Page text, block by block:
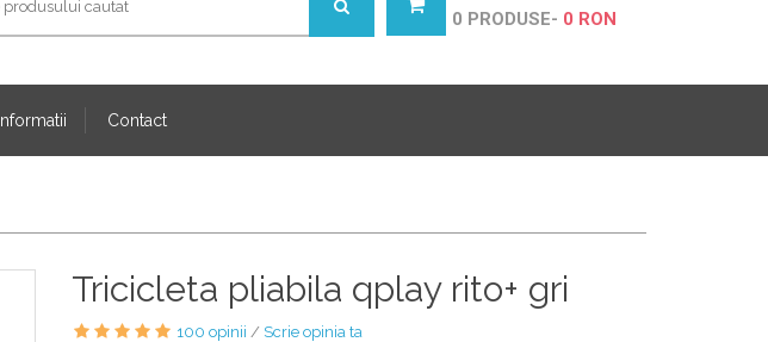
0 PRODUSE- 0 RON
Informatii Contact
Tricicleta pliabila qplay rito+ gri
100 opinii / Scrie opinia ta